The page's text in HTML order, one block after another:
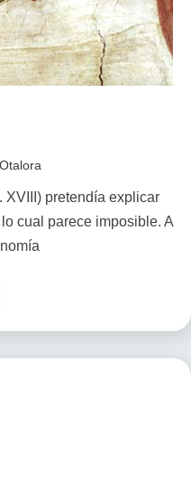
XVIII) pretendía explicar
cual parece imposible. A